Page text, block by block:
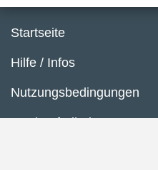
Startseite
Hilfe / Infos
Nutzungsbedingungen
Barrierefreiheit